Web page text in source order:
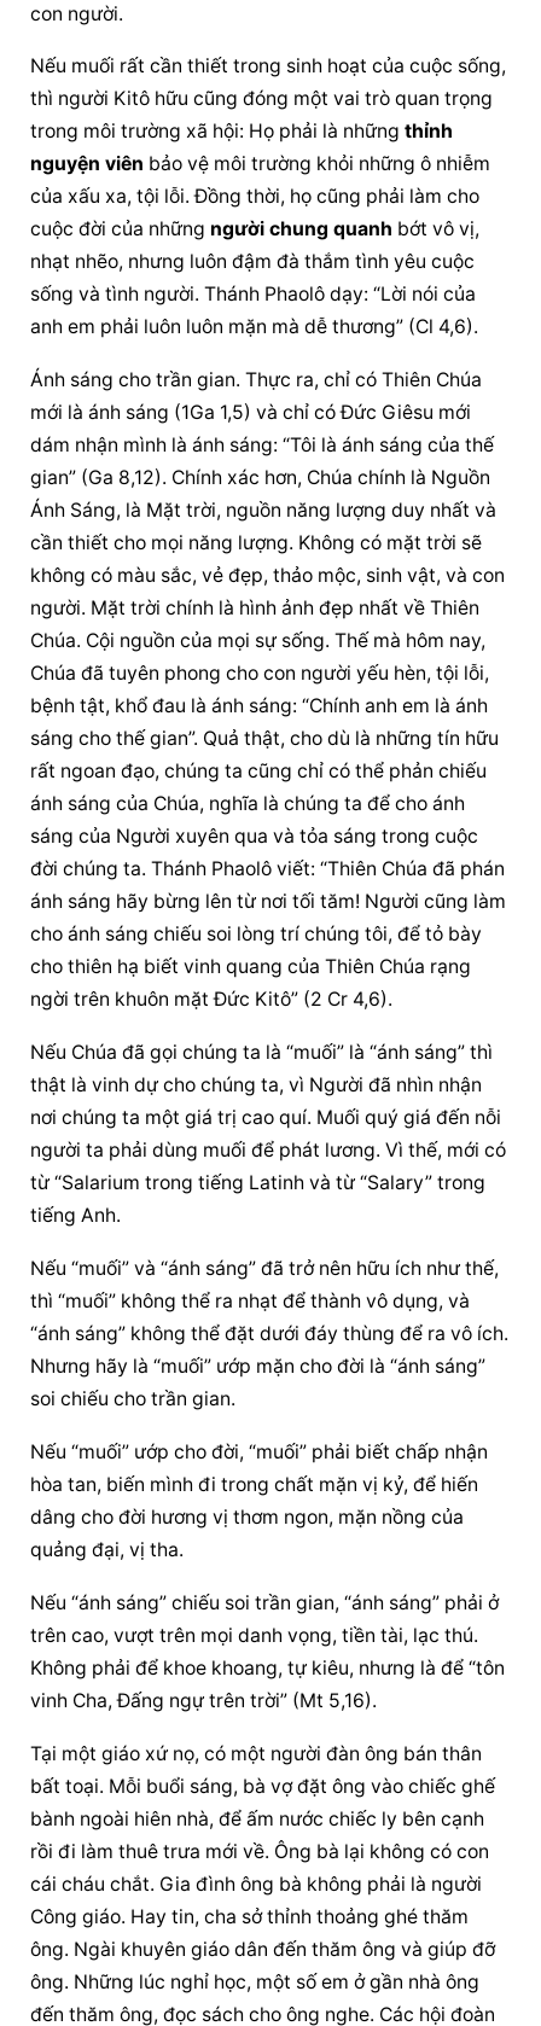
con người.
Nếu muối rất cần thiết trong sinh hoạt của cuộc sống,
thì người Kitô hữu cũng đóng một vai trò quan trọng
trong môi trường xã hội: Họ phải là những thỉnh
nguyện viên bảo vệ môi trường khỏi những ô nhiễm
của xấu xa, tội lỗi. Đồng thời, họ cũng phải làm cho
cuộc đời của những người chung quanh bớt vô vị,
nhạt nhẽo, nhưng luôn đậm đà thắm tình yêu cuộc
sống và tình người. Thánh Phaolô dạy: “Lời nói của
anh em phải luôn luôn mặn mà dễ thương” (Cl 4,6).
Ánh sáng cho trần gian. Thực ra, chỉ có Thiên Chúa
mới là ánh sáng (1Ga 1,5) và chỉ có Đức Giêsu mới
dám nhận mình là ánh sáng: “Tôi là ánh sáng của thế
gian” (Ga 8,12). Chính xác hơn, Chúa chính là Nguồn
Ánh Sáng, là Mặt trời, nguồn năng lượng duy nhất và
cần thiết cho mọi năng lượng. Không có mặt trời sẽ
không có màu sắc, vẻ đẹp, thảo mộc, sinh vật, và con
người. Mặt trời chính là hình ảnh đẹp nhất về Thiên
Chúa. Cội nguồn của mọi sự sống. Thế mà hôm nay,
Chúa đã tuyên phong cho con người yếu hèn, tội lỗi,
bệnh tật, khổ đau là ánh sáng: “Chính anh em là ánh
sáng cho thế gian”. Quả thật, cho dù là những tín hữu
rất ngoan đạo, chúng ta cũng chỉ có thể phản chiếu
ánh sáng của Chúa, nghĩa là chúng ta để cho ánh
sáng của Người xuyên qua và tỏa sáng trong cuộc
đời chúng ta. Thánh Phaolô viết: “Thiên Chúa đã phán
ánh sáng hãy bừng lên từ nơi tối tăm! Người cũng làm
cho ánh sáng chiếu soi lòng trí chúng tôi, để tỏ bày
cho thiên hạ biết vinh quang của Thiên Chúa rạng
ngời trên khuôn mặt Đức Kitô” (2 Cr 4,6).
Nếu Chúa đã gọi chúng ta là “muối” là “ánh sáng” thì
thật là vinh dự cho chúng ta, vì Người đã nhìn nhận
nơi chúng ta một giá trị cao quí. Muối quý giá đến nỗi
người ta phải dùng muối để phát lương. Vì thế, mới có
từ “Salarium trong tiếng Latinh và từ “Salary” trong
tiếng Anh.
Nếu “muối” và “ánh sáng” đã trở nên hữu ích như thế,
thì “muối” không thể ra nhạt để thành vô dụng, và
“ánh sáng” không thể đặt dưới đáy thùng để ra vô ích.
Nhưng hãy là “muối” ướp mặn cho đời là “ánh sáng”
soi chiếu cho trần gian.
Nếu “muối” ướp cho đời, “muối” phải biết chấp nhận
hòa tan, biến mình đi trong chất mặn vị kỷ, để hiến
dâng cho đời hương vị thơm ngon, mặn nồng của
quảng đại, vị tha.
Nếu “ánh sáng” chiếu soi trần gian, “ánh sáng” phải ở
trên cao, vượt trên mọi danh vọng, tiền tài, lạc thú.
Không phải để khoe khoang, tự kiêu, nhưng là để “tôn
vinh Cha, Đấng ngự trên trời” (Mt 5,16).
Tại một giáo xứ nọ, có một người đàn ông bán thân
bất toại. Mỗi buổi sáng, bà vợ đặt ông vào chiếc ghế
bành ngoài hiên nhà, để ấm nước chiếc ly bên cạnh
rồi đi làm thuê trưa mới về. Ông bà lại không có con
cái cháu chắt. Gia đình ông bà không phải là người
Công giáo. Hay tin, cha sở thỉnh thoảng ghé thăm
ông. Ngài khuyên giáo dân đến thăm ông và giúp đỡ
ông. Những lúc nghỉ học, một số em ở gần nhà ông
đến thăm ông, đọc sách cho ông nghe. Các hội đoàn